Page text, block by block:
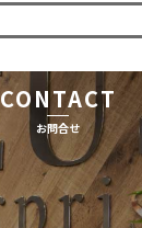
CONTACT
お問合せ